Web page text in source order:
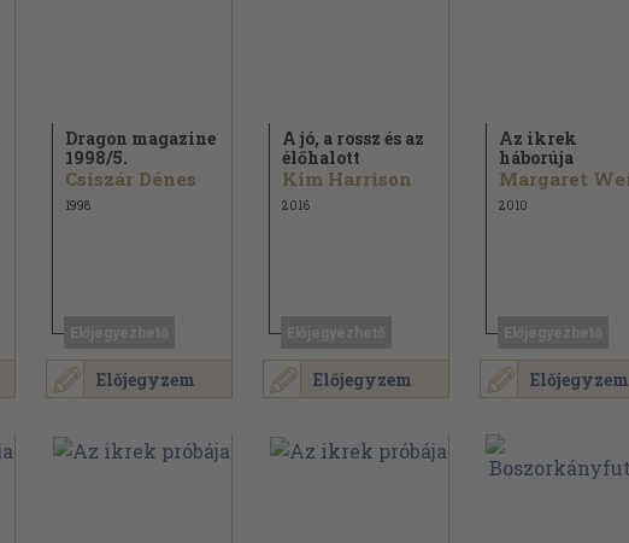
Előjegyzem
Dragon magazine
1998/5.
Csiszár Dénes
1998
Előjegyzem
A jó, a rossz és az
élőhalott
Kim Harrison
2016
Előjegyzem
Az ikrek
háborúja
2010